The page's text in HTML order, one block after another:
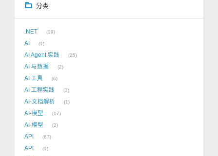
分类
.NET 19
AI 1
AI Agent 实践 25
AI 与数据 2
AI 工具 6
AI 工程实践 3
AI-文档解析 1
AI-模型 17
AI-模型 2
API 67
API 1